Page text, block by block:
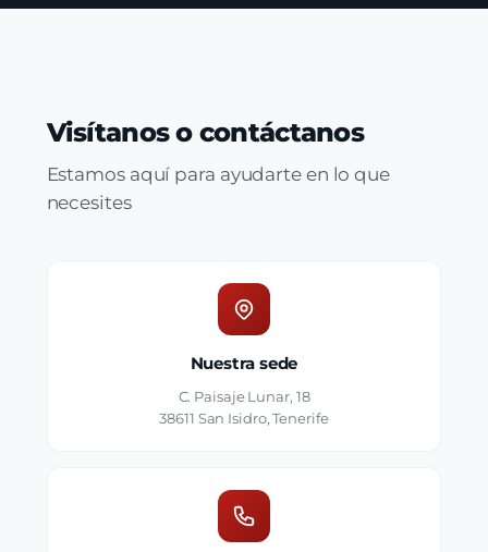
Visítanos o contáctanos
Estamos aquí para ayudarte en lo que
necesites
Nuestra sede
C. Paisaje Lunar, 18
38611 San Isidro, Tenerife